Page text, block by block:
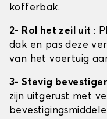
kofferbak.
2- Rol het zeil uit :
dak en pas deze
van het voertuig
3- Stevig
zijn uitgerust met